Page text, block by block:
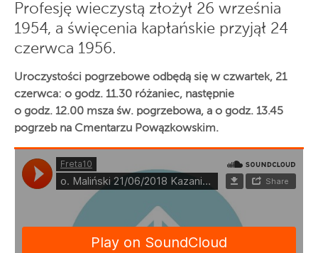
Profesję wieczystą złożył 26 września
1954, a święcenia kapłańskie przyjął 24
czerwca 1956.
Uroczystości pogrzebowe odbędą się w czwartek, 21
czerwca: o godz. 11.30 różaniec, następnie
o godz. 12.00 msza św. pogrzebowa, a o godz. 13.45
pogrzeb na Cmentarzu Powązkowskim.